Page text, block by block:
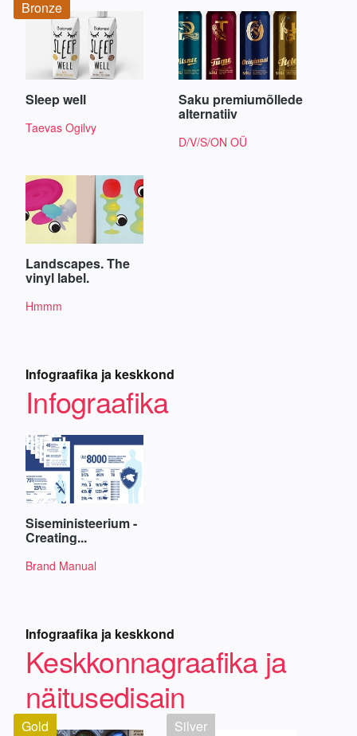
Sleep well
Taevas Ogilvy
Bronze
Saku premiumõllede
alternatiiv
D/V/S/ON OÜ
Landscapes. The
vinyl label.
Hmmm
Infograafika ja keskkond
Infograafika
Siseministeerium -
Creating...
Brand Manual
Infograafika ja keskkond
Keskkonnagraafika ja
näitusedisain
Gold Silver